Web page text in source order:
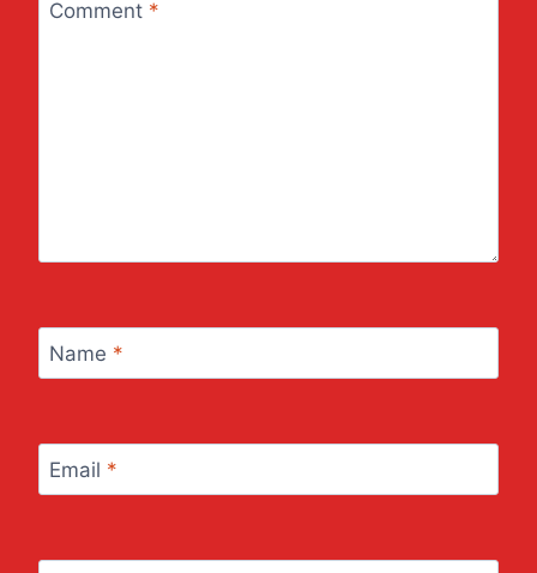
Comment *
Name *
Email *